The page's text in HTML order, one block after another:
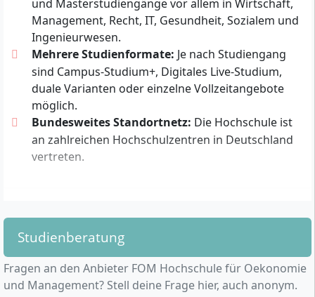
und Masterstudiengänge vor allem in Wirtschaft,
Management, Recht, IT, Gesundheit, Sozialem und
Ingenieurwesen.
Mehrere Studienformate: Je nach Studiengang
sind Campus-Studium+, Digitales Live-Studium,
duale Varianten oder einzelne Vollzeitangebote
möglich.
Bundesweites Standortnetz: Die Hochschule ist
an zahlreichen Hochschulzentren in Deutschland
vertreten.
Was zeichnet die FOM Hochschule aus?
DieFOM Hochschule für Oekonomie & Management
Studienberatung
Fragen an den Anbieter FOM Hochschule für Oekonomie
und Management? Stell deine Frage hier, auch anonym.
Deutsch
Details
Details
Maschinenbau
Berufsbegleitendes
Studium
Bachelor of Engineering
8 Semester
Finance & Accounting
Studium
Master of Science (M.Sc.)
Wirtschaftspsychologie
Berufsbegleitendes
Studium
Master of Business
Administration
Berufsbegleitendes